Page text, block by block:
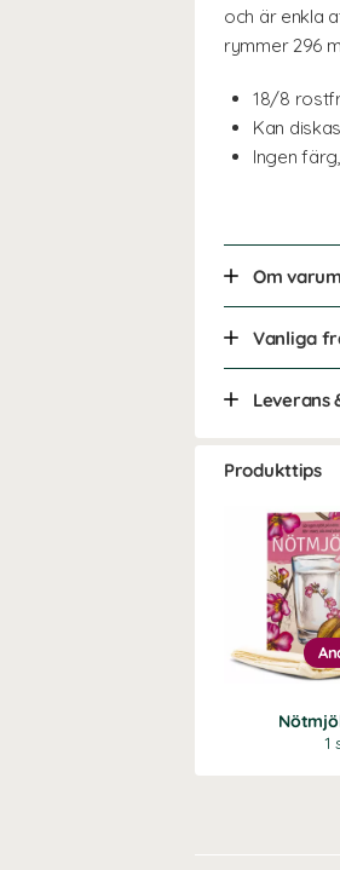
och är enkla
rymmer 296
18/8
Kan
Ingen
Om
Vanliga
Leverans
Produkttips
1